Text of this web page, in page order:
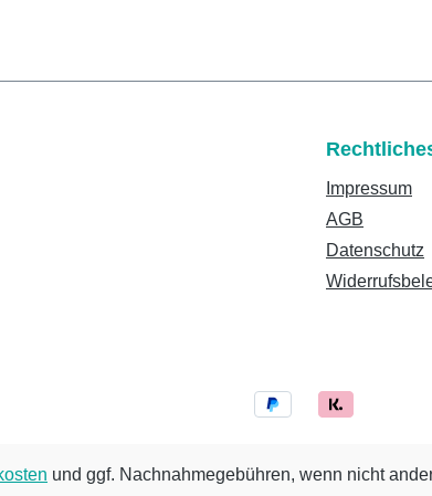
Impressum
AGB
Datenschutz
und ggf. Nachnahmegebühren, wenn nicht